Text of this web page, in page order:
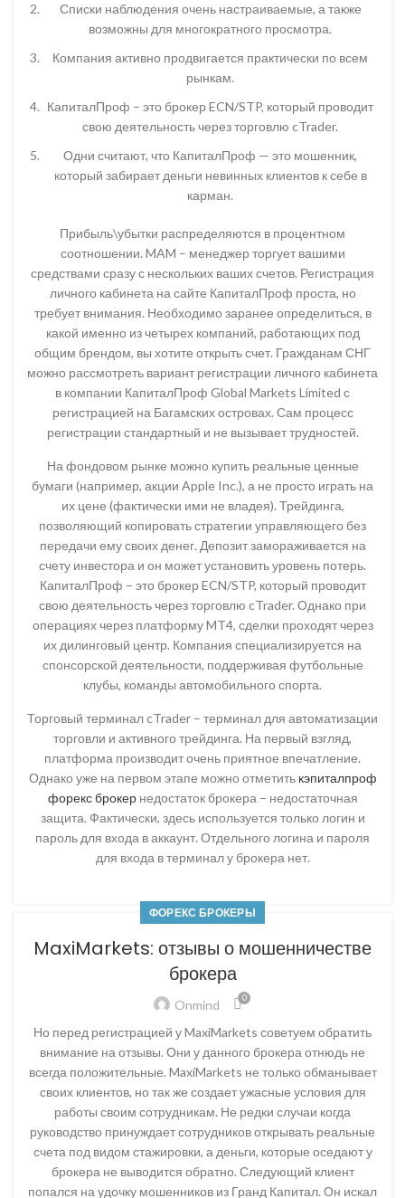
Списки наблюдения очень настраиваемые, а также
возможны для многократного просмотра.
Компания активно продвигается практически по всем
рынкам.
КапиталПроф – это брокер ECN/STP, который проводит
свою деятельность через торговлю cTrader.
Одни считают, что КапиталПроф — это мошенник,
который забирает деньги невинных клиентов к себе в
карман.
Прибыль\убытки распределяются в процентном
соотношении. MAM – менеджер торгует вашими
средствами сразу с нескольких ваших счетов. Регистрация
личного кабинета на сайте КапиталПроф проста, но
требует внимания. Необходимо заранее определиться, в
какой именно из четырех компаний, работающих под
общим брендом, вы хотите открыть счет. Гражданам СНГ
можно рассмотреть вариант регистрации личного кабинета
в компании КапиталПроф Global Markets Limited с
регистрацией на Багамских островах. Сам процесс
регистрации стандартный и не вызывает трудностей.
На фондовом рынке можно купить реальные ценные
бумаги (например, акции Apple Inc.), а не просто играть на
их цене (фактически ими не владея). Трейдинга,
позволяющий копировать стратегии управляющего без
передачи ему своих денег. Депозит замораживается на
счету инвестора и он может установить уровень потерь.
КапиталПроф – это брокер ECN/STP, который проводит
свою деятельность через торговлю cTrader. Однако при
операциях через платформу MT4, сделки проходят через
их дилинговый центр. Компания специализируется на
спонсорской деятельности, поддерживая футбольные
клубы, команды автомобильного спорта.
Торговый терминал cTrader – терминал для автоматизации
торговли и активного трейдинга. На первый взгляд,
платформа производит очень приятное впечатление.
Однако уже на первом этапе можно отметить кэпиталпроф
форекс брокернедостаток брокера – недостаточная
защита. Фактически, здесь используется только логин и
пароль для входа в аккаунт. Отдельного логина и пароля
для входа в терминал у брокера нет.
ФОРЕКС БРОКЕРЫ
MaxiMarkets: отзывы о мошенничестве
брокера
Onmind 0
Но перед регистрацией у MaxiMarkets советуем обратить
внимание на отзывы. Они у данного брокера отнюдь не
всегда положительные. MaxiMarkets не только обманывает
своих клиентов, но так же создает ужасные условия для
работы своим сотрудникам. Не редки случаи когда
руководство принуждает сотрудников открывать реальные
счета под видом стажировки, а деньги, которые оседают у
брокера не выводится обратно. Следующий клиент
попался на удочку мошенников из Гранд Капитал. Он искал